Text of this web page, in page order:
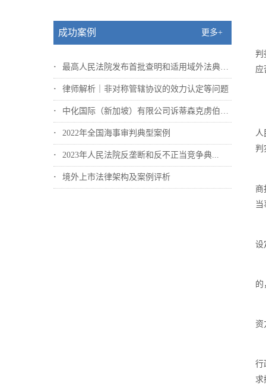
成功案例 更多+
最高人民法院发布首批查明和适用域外法典型...
律师解析｜非对称管辖协议的效力认定等问题
中化国际（新加坡）有限公司诉蒂森克虏伯冶...
2022年全国海事审判典型案例
2023年人民法院反垄断和反不正当竞争典...
境外上市法律架构及案例评析
判
人
判
设
资
行
求